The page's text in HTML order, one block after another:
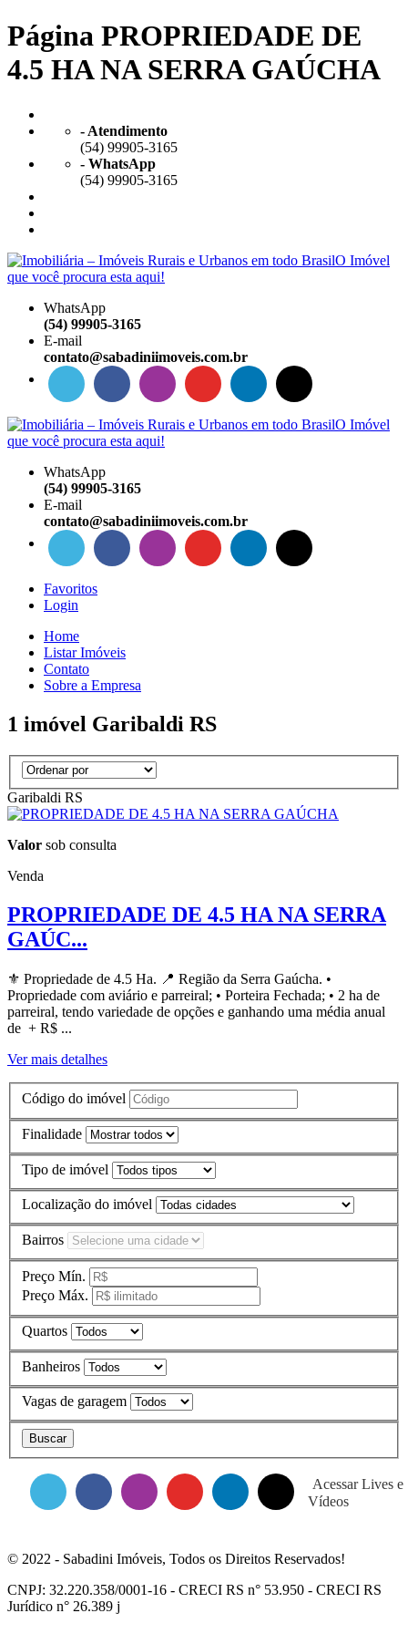
Página PROPRIEDADE DE
4.5 HA NA SERRA GAÚCHA
- Atendimento
(54) 99905-3165
- WhatsApp
(54) 99905-3165
WhatsApp
(54) 99905-3165
E-mail
contato@sabadiniimoveis.com.br
WhatsApp
(54) 99905-3165
E-mail
contato@sabadiniimoveis.com.br
Favoritos
Login
Home
Listar Imóveis
Contato
Sobre a Empresa
1 imóvel Garibaldi RS
Garibaldi RS
Valor sob consulta
Venda
PROPRIEDADE DE 4.5 HA NA SERRA
GAÚC...
⚜️ Propriedade de 4.5 Ha. 📍 Região da Serra Gaúcha. •
Propriedade com aviário e parreiral; • Porteira Fechada; • 2 ha de
parreiral, tendo variedade de opções e ganhando uma média anual
de + R$ ...
Ver mais detalhes
Código do imóvel
Finalidade
Tipo de imóvel
Localização do imóvel
Bairros
Preço Mín.
Preço Máx.
Quartos
Banheiros
Vagas de garagem
Acessar Lives e
Vídeos
© 2022 - Sabadini Imóveis, Todos os Direitos Reservados!
CNPJ: 32.220.358/0001-16 - CRECI RS n° 53.950 - CRECI RS
Jurídico n° 26.389 j